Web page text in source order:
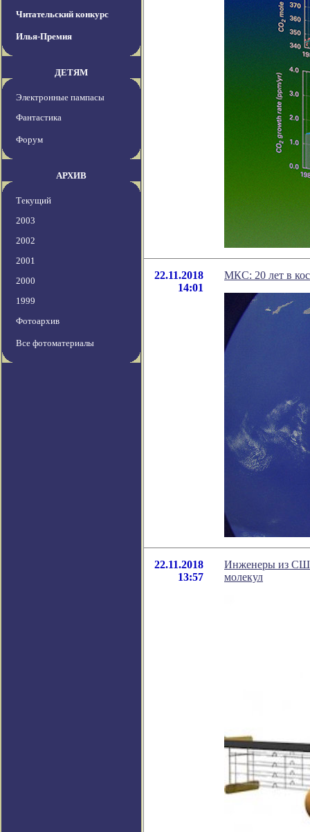
Читательский конкурс
Илья-Премия
ДЕТЯМ
Электронные пампасы
Фантастика
Форум
АРХИВ
Текущий
2003
2002
2001
2000
1999
Фотоархив
Все фотоматериалы
22.11.2018
14:01
МКС: 20 лет в
22.11.2018
13:57
Инженеры из США
молекул